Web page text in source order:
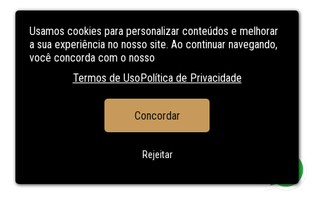
Usamos cookies para personalizar conteúdos e melhorar
a sua experiência no nosso site. Ao continuar navegando,
você concorda com o nosso
Termos de UsoPolítica de Privacidade
Concordar
Rejeitar